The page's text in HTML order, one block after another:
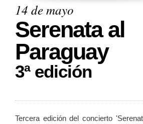
14 de mayo
Serenata al
Paraguay
3ª edición
Tercera edición del concierto